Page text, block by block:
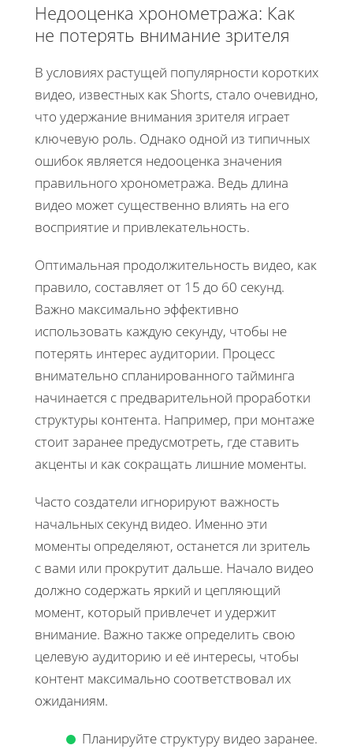
Недооценка хронометража: Как
не потерять внимание зрителя
В условиях растущей популярности коротких
видео, известных как Shorts, стало очевидно,
что удержание внимания зрителя играет
ключевую роль. Однако одной из типичных
ошибок является недооценка значения
правильного хронометража. Ведь длина
видео может существенно влиять на его
восприятие и привлекательность.
Оптимальная продолжительность видео, как
правило, составляет от 15 до 60 секунд.
Важно максимально эффективно
использовать каждую секунду, чтобы не
потерять интерес аудитории. Процесс
внимательно спланированного тайминга
начинается с предварительной проработки
структуры контента. Например, при монтаже
стоит заранее предусмотреть, где ставить
акценты и как сокращать лишние моменты.
Часто создатели игнорируют важность
начальных секунд видео. Именно эти
моменты определяют, останется ли зритель
с вами или прокрутит дальше. Начало видео
должно содержать яркий и цепляющий
момент, который привлечет и удержит
внимание. Важно также определить свою
целевую аудиторию и её интересы, чтобы
контент максимально соответствовал их
ожиданиям.
Планируйте структуру видео заранее.